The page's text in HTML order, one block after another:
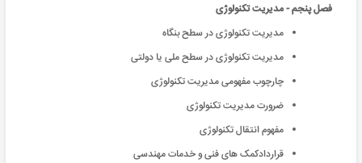
فصل پنجم - مدیریت تکنولوژی
مدیریت تکنولوژی در سطح بنگاه
مدیریت تکنولوژی در سطح ملی یا دولتی
چارچوب مفهومی مدیریت تکنولوژی
ضرورت مدیریت تکنولوژی
مفهوم انتقال تکنولوژی
قراردادکمک های فنی و خدمات مهندسی